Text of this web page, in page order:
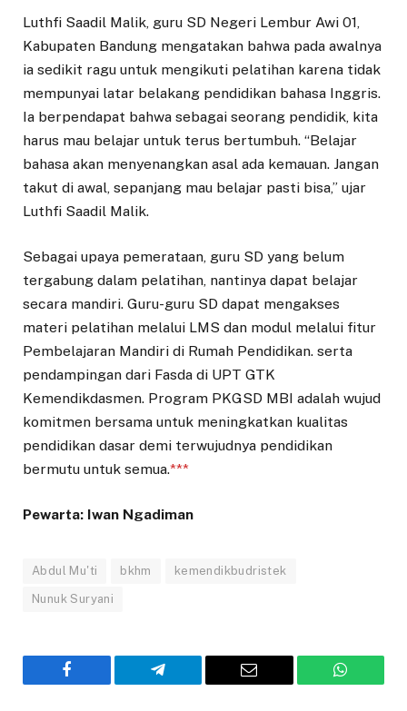
Luthfi Saadil Malik, guru SD Negeri Lembur Awi 01,
Kabupaten Bandung mengatakan bahwa pada awalnya
ia sedikit ragu untuk mengikuti pelatihan karena tidak
mempunyai latar belakang pendidikan bahasa Inggris.
Ia berpendapat bahwa sebagai seorang pendidik, kita
harus mau belajar untuk terus bertumbuh. “Belajar
bahasa akan menyenangkan asal ada kemauan. Jangan
takut di awal, sepanjang mau belajar pasti bisa,” ujar
Luthfi Saadil Malik.
Sebagai upaya pemerataan, guru SD yang belum
tergabung dalam pelatihan, nantinya dapat belajar
secara mandiri. Guru-guru SD dapat mengakses
materi pelatihan melalui LMS dan modul melalui fitur
Pembelajaran Mandiri di Rumah Pendidikan. serta
pendampingan dari Fasda di UPT GTK
Kemendikdasmen. Program PKGSD MBI adalah wujud
komitmen bersama untuk meningkatkan kualitas
pendidikan dasar demi terwujudnya pendidikan
bermutu untuk semua.***
Pewarta: Iwan Ngadiman
Abdul Mu'ti bkhm kemendikbudristek
Nunuk Suryani
Facebook Telegram Email